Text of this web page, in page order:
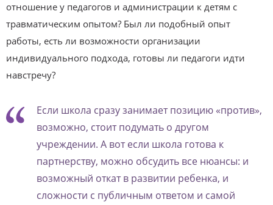
отношение у педагогов и администрации к детям с
травматическим опытом? Был ли подобный опыт
работы, есть ли возможности организации
индивидуального подхода, готовы ли педагоги идти
навстречу?
Если школа сразу занимает позицию «против»,
возможно, стоит подумать о другом
учреждении. А вот если школа готова к
партнерству, можно обсудить все нюансы: и
возможный откат в развитии ребенка, и
сложности с публичным ответом и самой